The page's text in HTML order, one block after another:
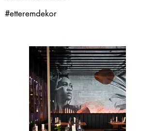
#etteremdekor